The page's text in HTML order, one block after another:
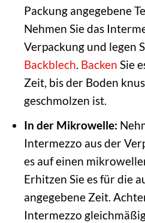
Packung angegebene
Nehmen Sie das
Verpackung und legen
Backblech. Backen Sie
Zeit, bis der Boden
geschmolzen ist.
In der Mikrowelle:
Intermezzo aus der
es auf einen
Erhitzen Sie es für die
angegebene Zeit.
Intermezzo